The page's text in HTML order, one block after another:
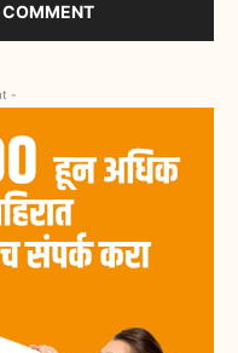
COMMENT
-